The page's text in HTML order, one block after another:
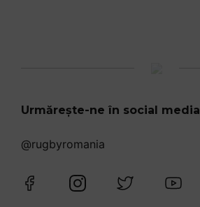
Urmărește-ne în social media
@rugbyromania